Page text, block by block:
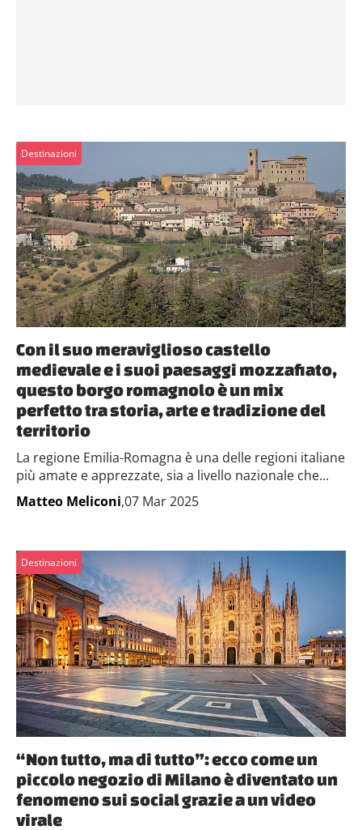
Destinazioni
Con il suo meraviglioso castello
medievale e i suoi paesaggi mozzafiato,
questo borgo romagnolo è un mix
perfetto tra storia, arte e tradizione del
territorio
La regione Emilia-Romagna è una delle regioni italiane
più amate e apprezzate, sia a livello nazionale che...
Matteo Meliconi,07 Mar 2025
Destinazioni
“Non tutto, ma di tutto”: ecco come un
piccolo negozio di Milano è diventato un
fenomeno sui social grazie a un video
virale